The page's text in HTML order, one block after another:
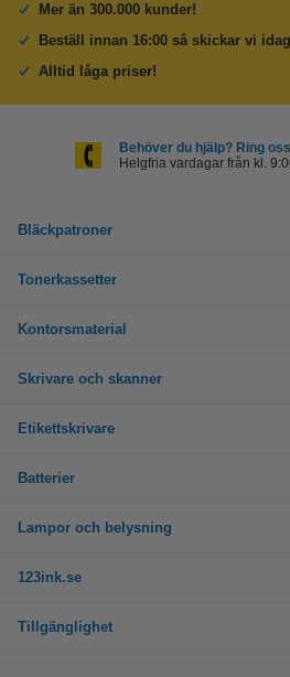
Mer än 300.000 kunder!
Beställ innan 16:00 så skickar vi
Alltid låga priser!
Behöver du hjälp? Ring
Helgfria vardagar från kl.
Bläckpatroner
Tonerkassetter
Kontorsmaterial
Skrivare och skanner
Etikettskrivare
Batterier
Lampor och belysning
123ink.se
Tillgänglighet